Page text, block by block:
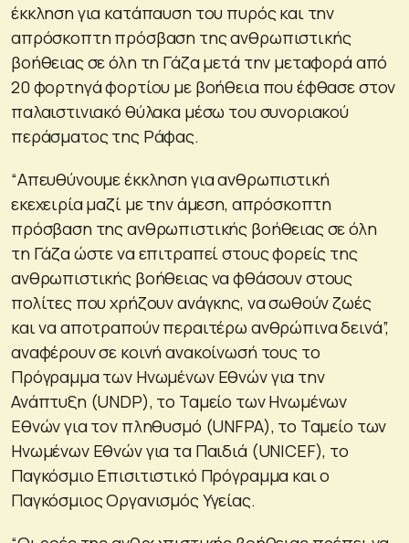
έκκληση για κατάπαυση του πυρός και την
απρόσκοπτη πρόσβαση της ανθρωπιστικής
βοήθειας σε όλη τη Γάζα μετά την μεταφορά από
20 φορτηγά φορτίου με βοήθεια που έφθασε στον
παλαιστινιακό θύλακα μέσω του συνοριακού
περάσματος της Ράφας.
“Απευθύνουμε έκκληση για ανθρωπιστική
εκεχειρία μαζί με την άμεση, απρόσκοπτη
πρόσβαση της ανθρωπιστικής βοήθειας σε όλη
τη Γάζα ώστε να επιτραπεί στους φορείς της
ανθρωπιστικής βοήθειας να φθάσουν στους
πολίτες που χρήζουν ανάγκης, να σωθούν ζωές
και να αποτραπούν περαιτέρω ανθρώπινα δεινά”,
αναφέρουν σε κοινή ανακοίνωσή τους το
Πρόγραμμα των Ηνωμένων Εθνών για την
Ανάπτυξη (UNDP), το Ταμείο των Ηνωμένων
Εθνών για τον πληθυσμό (UNFPA), το Ταμείο των
Ηνωμένων Εθνών για τα Παιδιά (UNICEF), το
Παγκόσμιο Επισιτιστικό Πρόγραμμα και ο
Παγκόσμιος Οργανισμός Υγείας.